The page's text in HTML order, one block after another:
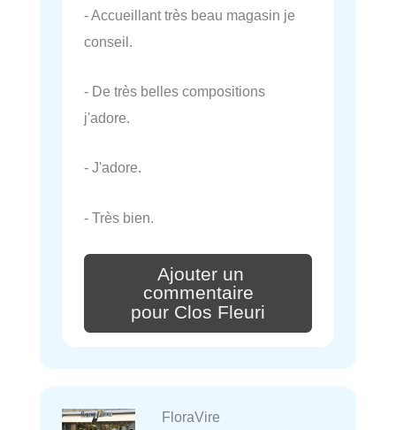
- Accueillant très beau magasin je
conseil.
- De très belles compositions
j'adore.
- J'adore.
- Très bien.
Ajouter un
commentaire
pour Clos Fleuri
FloraVire